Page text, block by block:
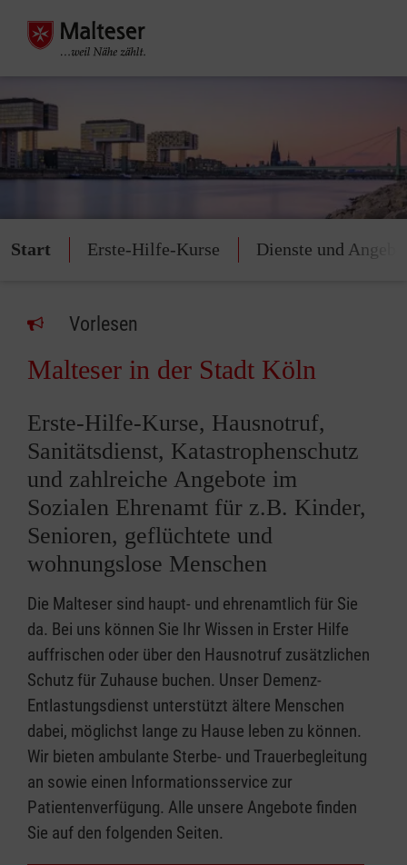
Start Erste-Hilfe-Kurse Dienste und
Vorlesen
Malteser in der Stadt Köln
Erste-Hilfe-Kurse, Hausnotruf,
Sanitätsdienst, Katastrophenschutz
und zahlreiche Angebote im
Sozialen Ehrenamt für z.B. Kinder,
Senioren, geflüchtete und
wohnungslose Menschen
Die Malteser sind haupt- und ehrenamtlich für Sie
da. Bei uns können Sie Ihr Wissen in Erster Hilfe
auffrischen oder über den Hausnotruf zusätzlichen
Schutz für Zuhause buchen. Unser Demenz-
Entlastungsdienst unterstützt ältere Menschen
dabei, möglichst lange zu Hause leben zu können.
Wir bieten ambulante Sterbe- und Trauerbegleitung
an sowie einen Informationsservice zur
Patientenverfügung. Alle unsere Angebote finden
Sie auf den folgenden Seiten.